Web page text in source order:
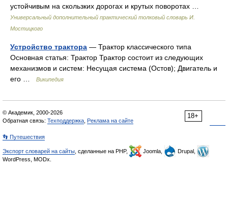
устойчивым на скользких дорогах и крутых поворотах …
Универсальный дополнительный практический толковый словарь И.
Мостицкого
Устройство трактора — Трактор классического типа
Основная статья: Трактор Трактор состоит из следующих
механизмов и систем: Несущая система (Остов); Двигатель и
его …
Википедия
18+
© Академик, 2000-2026
Обратная связь: Техподдержка Реклама на сайте
👣 Путешествия
Экспорт словарей на сайты , сделанные на PHP, Joomla,
Drupal,
WordPress, MODx.